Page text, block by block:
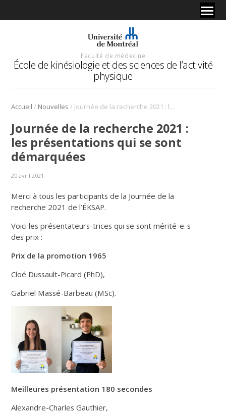
Faculté de médecine
École de kinésiologie et des sciences de l’activité
physique
Accueil / Nouvelles / Journée de la recherche 2021 : les présentations qui se sont démarquées
Journée de la recherche 2021 :
les présentations qui se sont
démarquées
20 avril 2021
Merci à tous les participants de la Journée de la
recherche 2021 de l’ÉKSAP.
Voici les présentateurs-trices qui se sont mérité-e-s
des prix :
Prix de la promotion 1965
Cloé Dussault-Picard (PhD),
Gabriel Massé-Barbeau (MSc).
Meilleures présentation 180 secondes
Alexandre-Charles Gauthier,